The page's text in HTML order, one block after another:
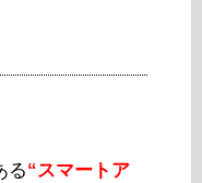
る“スマートア